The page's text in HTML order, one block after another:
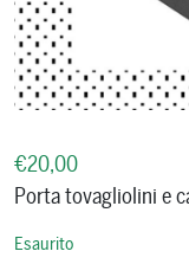
€20,00
Porta tovagliolini e
Esaurito